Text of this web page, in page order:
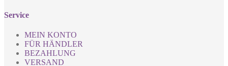
Service
MEIN KONTO
FÜR HÄNDLER
BEZAHLUNG
VERSAND